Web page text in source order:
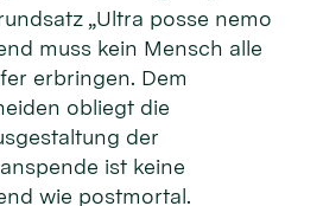
„Ultra posse nemo
muss kein Mensch alle
erbringen. Dem
obliegt die
der
ist keine
wie postmortal.